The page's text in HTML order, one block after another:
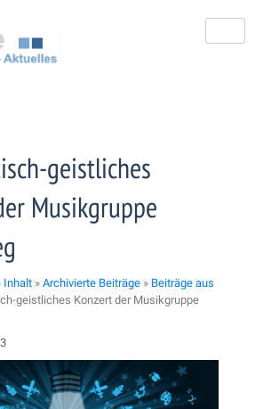
geistliches
Musikgruppe
Inhalt » Archivierte Beiträge » Beiträge aus
geistliches Konzert der Musikgruppe